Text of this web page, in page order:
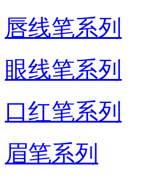
唇线笔系列
眼线笔系列
口红笔系列
眉笔系列